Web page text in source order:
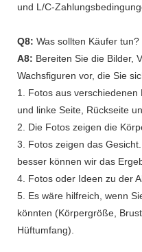
und L/C-
Q8: Was sollten Käufer tun?
A8: Bereiten Sie die Bilder,
Wachsfiguren vor, die Sie
1. Fotos aus verschiedenen
und linke Seite, Rückseite
2. Die Fotos zeigen die
3. Fotos zeigen das
besser können wir das
4. Fotos oder Ideen zu der
5. Es wäre hilfreich, wenn
könnten (Körpergröße,
Hüftumfang).